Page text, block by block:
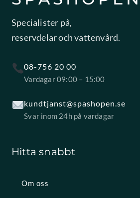
Specialister på,
reservdelar och vattenvård.
08-756 20 00
Vardagar 09:00 – 15:00
kundtjanst@spashopen.se
Svar inom 24h på vardagar
Hitta snabbt
Om oss